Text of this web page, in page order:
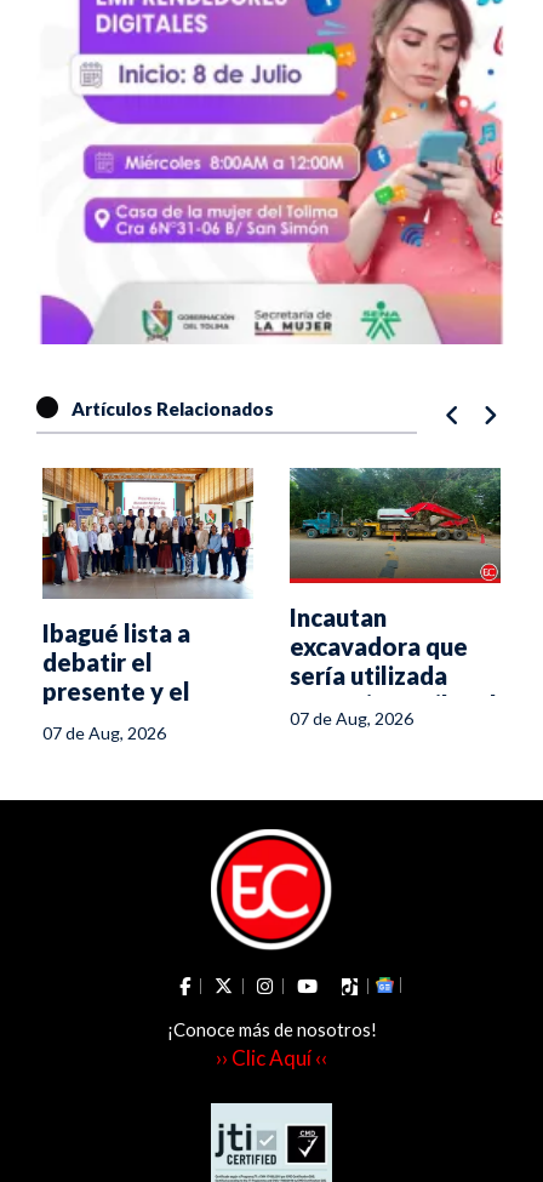
Artículos Relacionados
Ibagué lista a
debatir el
presente y el
en el Tolima
07 de Aug, 2026
Incautan
excavadora que
sería utilizada
para minería ilegal
en el sur del
07 de Aug, 2026
¡Conoce más de nosotros!
›› Clic Aquí ‹‹